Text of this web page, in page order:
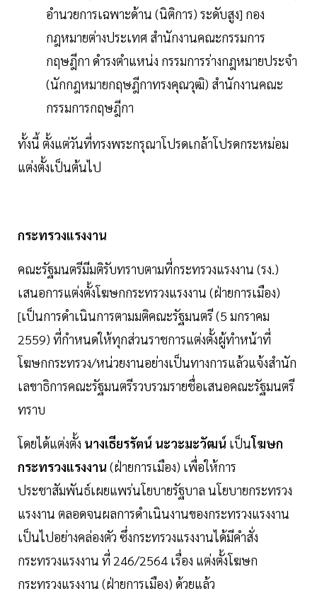
อำนวยการเฉพาะด้าน (นิติการ) ระดับสูง] กอง
กฎหมายต่างประเทศ สำนักงานคณะกรรมการ
กฤษฎีกา ดำรงตำแหน่ง กรรมการร่างกฎหมายประจำ
(นักกฎหมายกฤษฎีกาทรงคุณวุฒิ) สำนักงานคณะ
กรรมการกฤษฎีกา
ทั้งนี้ ตั้งแต่วันที่ทรงพระกรุณาโปรดเกล้าโปรดกระหม่อม
แต่งตั้งเป็นต้นไป
กระทรวงแรงงาน
คณะรัฐมนตรีมีมติรับทราบตามที่กระทรวงแรงงาน (รง.)
เสนอการแต่งตั้งโฆษกกระทรวงแรงงาน (ฝ่ายการเมือง)
[เป็นการดำเนินการตามมติคณะรัฐมนตรี (5 มกราคม
2559) ที่กำหนดให้ทุกส่วนราชการแต่งตั้งผู้ทำหน้าที่
โฆษกกระทรวง/หน่วยงานอย่างเป็นทางการแล้วแจ้งสำนัก
เลขาธิการคณะรัฐมนตรีรวบรวมรายชื่อเสนอคณะรัฐมนตรี
ทราบ
โดยได้แต่งตั้ง นางเธียรรัตน์ นะวะมะวัฒน์ เป็นโฆษก
กระทรวงแรงงาน (ฝ่ายการเมือง) เพื่อให้การ
ประชาสัมพันธ์เผยแพร่นโยบายรัฐบาล นโยบายกระทรวง
แรงงาน ตลอดจนผลการดำเนินงานของกระทรวงแรงงาน
เป็นไปอย่างคล่องตัว ซึ่งกระทรวงแรงงานได้มีคำสั่ง
กระทรวงแรงงาน ที่ 246/2564 เรื่อง แต่งตั้งโฆษก
กระทรวงแรงงาน (ฝ่ายการเมือง) ด้วยแล้ว